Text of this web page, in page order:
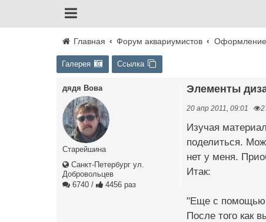
Главная Форум аквариумистов Оформление
Галерея Ссылка
дядя Вова
Старейшина
Санкт-Петербург ул.
Добровольцев
6740 / 4456 раз
Элементы
20 апр 2011, 09:01
Изучая
поделиться.
нет у меня.
Итак:
"Еще с помощью
После того как